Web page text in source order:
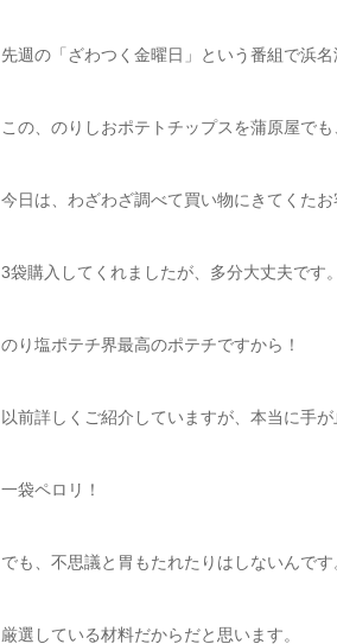
先週の「ざわつく金曜日」という番組で浜
この、のりしおポテトチップスを蒲原屋でも
今日は、わざわざ調べて買い物にきてくたお
3袋購入してくれましたが、多分大丈夫です。
のり塩ポテチ界最高のポテチですから！
以前詳しくご紹介していますが、本当に手が
一袋ペロリ！
でも、不思議と胃もたれたりはしないんです
厳選している材料だからだと思います。